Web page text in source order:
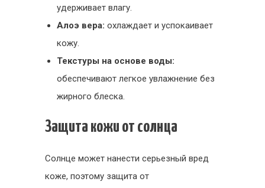
удерживает влагу.
Алоэ вера: охлаждает и успокаивает
кожу.
Текстуры на основе воды:
обеспечивают легкое увлажнение без
жирного блеска.
Защита кожи от солнца
Солнце может нанести серьезный вред
коже, поэтому защита от